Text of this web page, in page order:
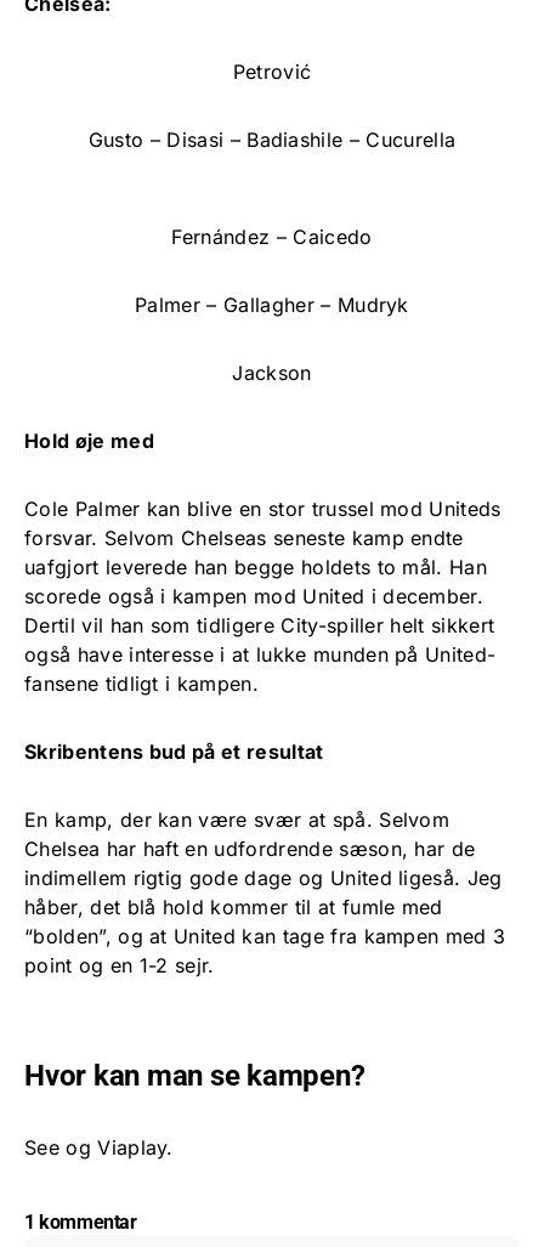
Petrović
Gusto – Disasi – Badiashile – Cucurella
Fernández – Caicedo
Palmer – Gallagher – Mudryk
Jackson
Hold øje med
Cole Palmer kan blive en stor trussel mod Uniteds
forsvar. Selvom Chelseas seneste kamp endte
uafgjort leverede han begge holdets to mål. Han
scorede også i kampen mod United i december.
Dertil vil han som tidligere City-spiller helt sikkert
også have interesse i at lukke munden på United-
fansene tidligt i kampen.
Skribentens bud på et resultat
En kamp, der kan være svær at spå. Selvom
Chelsea har haft en udfordrende sæson, har de
indimellem rigtig gode dage og United ligeså. Jeg
håber, det blå hold kommer til at fumle med
“bolden”, og at United kan tage fra kampen med 3
point og en 1-2 sejr.
Hvor kan man se kampen?
See og Viaplay.
1 kommentar